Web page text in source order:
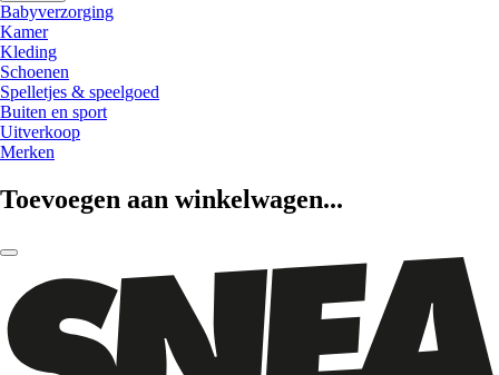
Babyverzorging
Kamer
Kleding
Schoenen
Spelletjes & speelgoed
Buiten en sport
Uitverkoop
Merken
Toevoegen aan winkelwagen...